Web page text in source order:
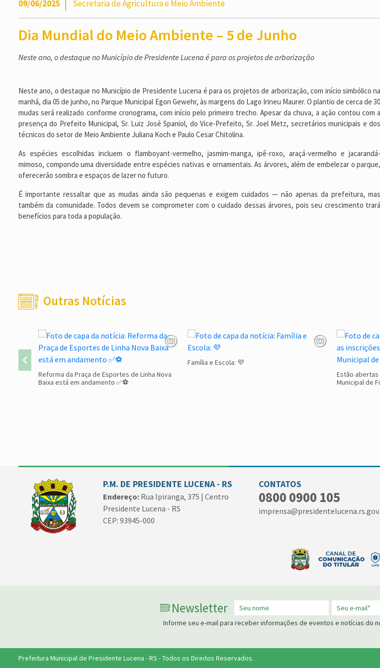
09/06/2025 Secretaria de Agricultura e Meio Ambiente
Dia Mundial do Meio Ambiente – 5 de Junho
Neste ano, o destaque no Município de Presidente Lucena é para os projetos de arborização
Neste ano, o destaque no Município de Presidente Lucena é para os projetos de arborização, com início simbólico na
manhã, dia 05 de junho, no Parque Municipal Egon Gewehr, às margens do Lago Irineu Maurer. O plantio de cerca de 30
mudas será realizado conforme cronograma, com início pelo primeiro trecho. Apesar da chuva, a ação contou com a
presença do Prefeito Municipal, Sr. Luiz José Spaniol, do Vice-Prefeito, Sr. Joel Metz, secretários municipais e dos
técnicos do setor de Meio Ambiente Juliana Koch e Paulo Cesar Chitolina.
As espécies escolhidas incluem o flamboyant-vermelho, jasmim-manga, ipê-roxo, araçá-vermelho e jacarandá-
mimoso, compondo uma diversidade entre espécies nativas e ornamentais. As árvores, além de embelezar o parque,
oferecerão sombra e espaços de lazer no futuro.
É importante ressaltar que as mudas ainda são pequenas e exigem cuidados — não apenas da prefeitura, mas
também da comunidade. Todos devem se comprometer com o cuidado dessas árvores, pois seu crescimento trará
benefícios para toda a população.
Outras Notícias
Reforma da Praça de Esportes de Linha Nova
Baixa está em andamento ✅⚽
Família e Escola: 💜
Estão
Municipal de
P.M. DE PRESIDENTE LUCENA - RS
Endereço: Rua Ipiranga, 375 | Centro
Presidente Lucena - RS
CEP: 93945-000
CONTATOS
0800 0900 105
Newsletter
Informe seu e-mail para receber informações de eventos e notícias do
Prefeitura Municipal de Presidente Lucena - RS - Todos os Direitos Reservados.